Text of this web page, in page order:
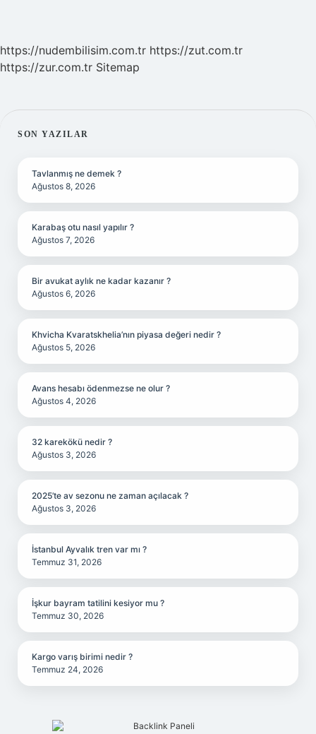
https://nudembilisim.com.tr https://zut.com.tr
https://zur.com.tr Sitemap
SIDEBAR
SON YAZILAR
Tavlanmış ne demek ?
Ağustos 8, 2026
Karabaş otu nasıl yapılır ?
Ağustos 7, 2026
Bir avukat aylık ne kadar kazanır ?
Ağustos 6, 2026
Khvicha Kvaratskhelia’nın piyasa değeri nedir ?
Ağustos 5, 2026
Avans hesabı ödenmezse ne olur ?
Ağustos 4, 2026
32 karekökü nedir ?
Ağustos 3, 2026
2025’te av sezonu ne zaman açılacak ?
Ağustos 3, 2026
İstanbul Ayvalık tren var mı ?
Temmuz 31, 2026
İşkur bayram tatilini kesiyor mu ?
Temmuz 30, 2026
Kargo varış birimi nedir ?
Temmuz 24, 2026